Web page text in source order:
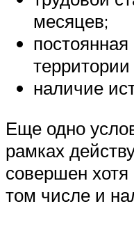
месяцев;
наличие
Еще одно
рамках
совершен
том числе и